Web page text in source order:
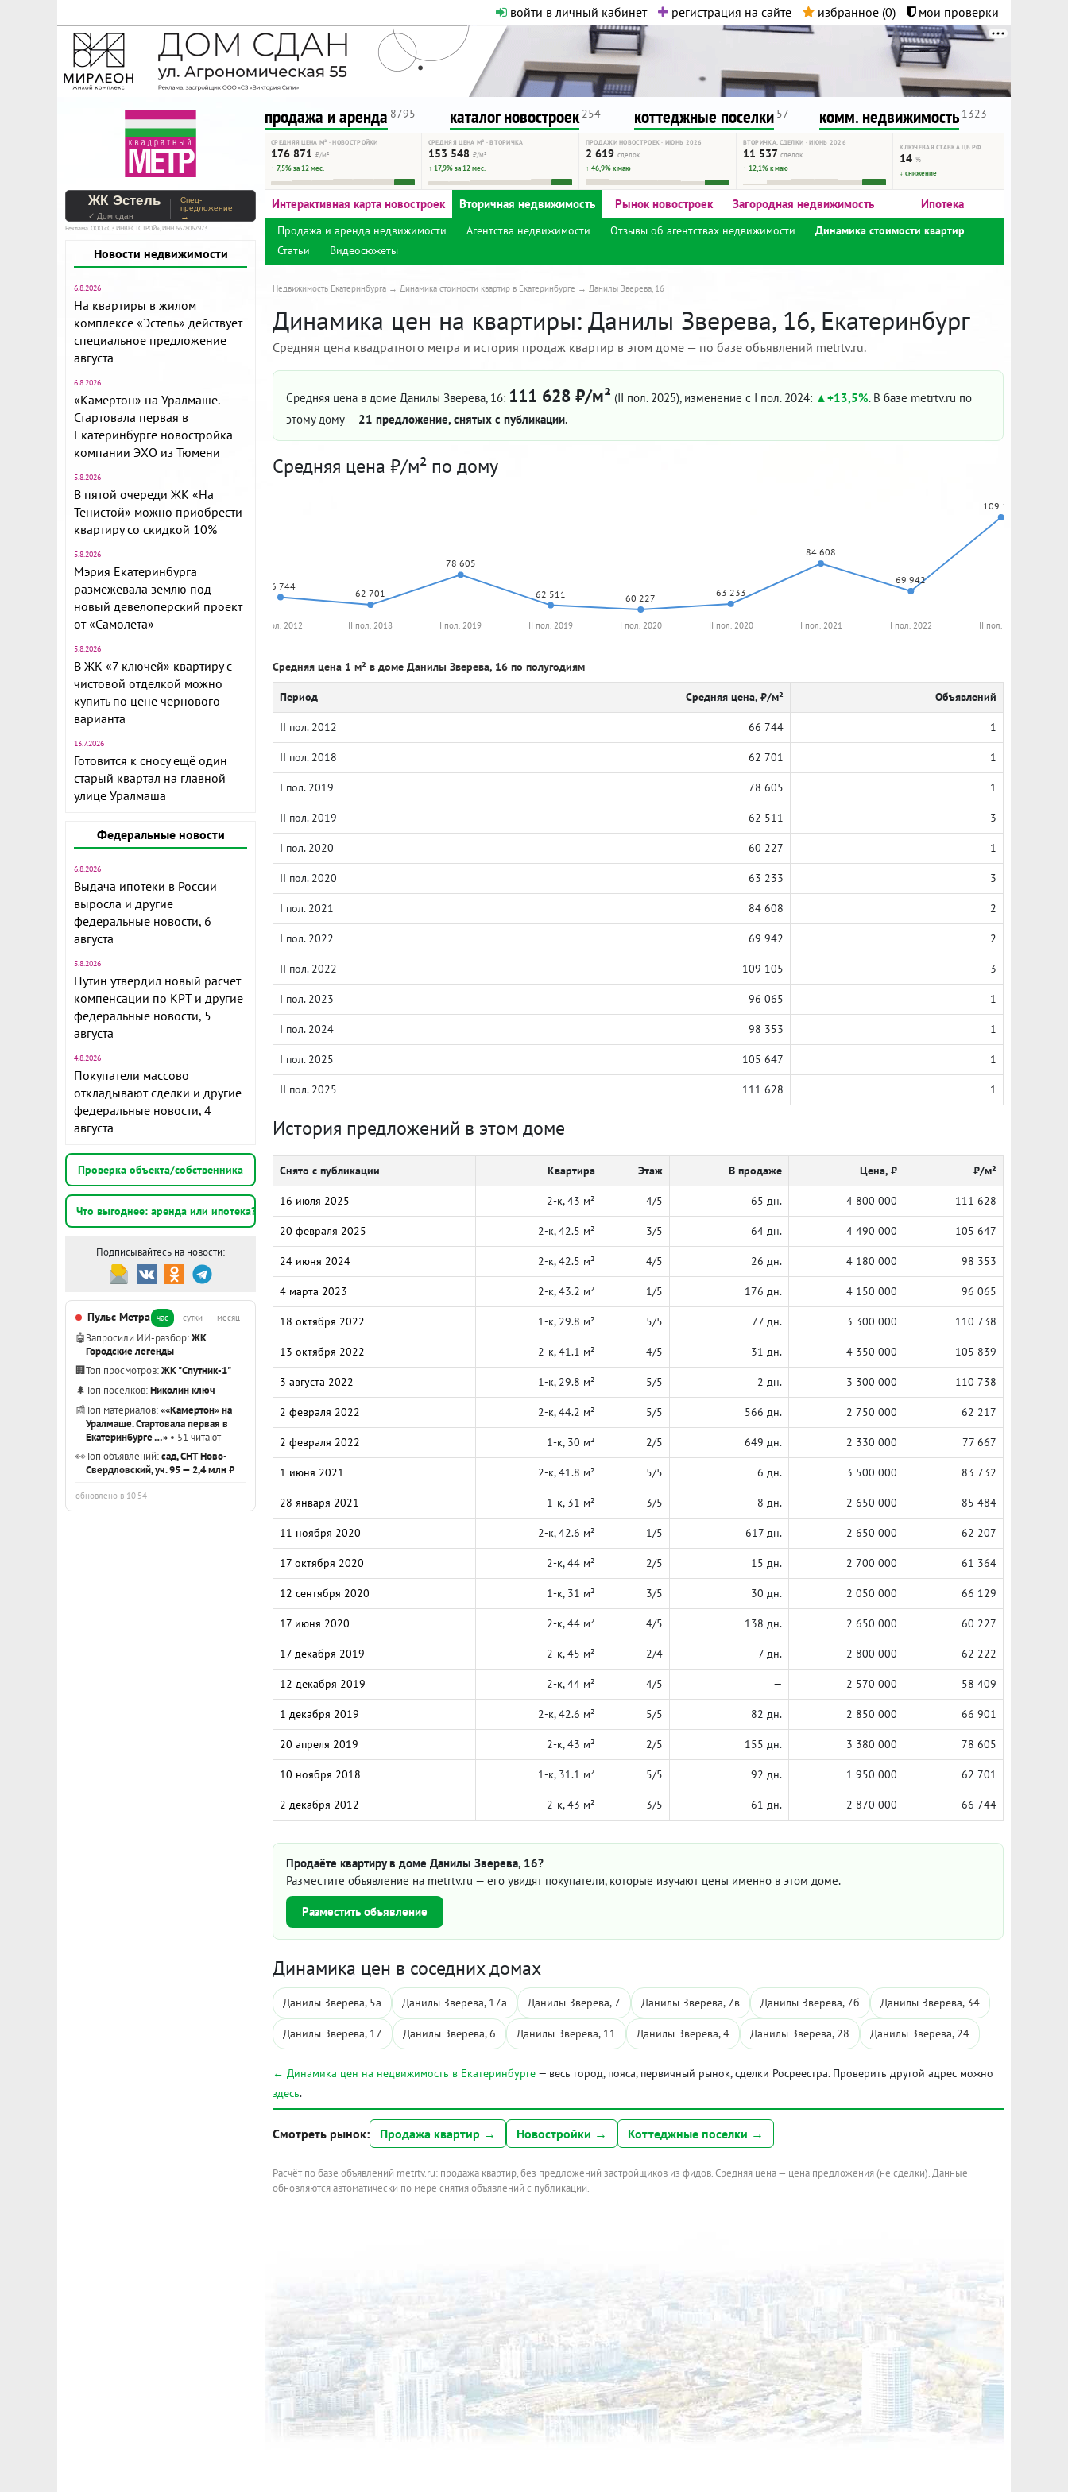
войти в личный кабинет регистрация на сайте избранное (0) мои проверки
На Метре реклама - только нормальная. Никакого шок-контента.
Помогайте независимому ресурсу, как он помогает вам. Удачи!
продажа и аренда 8795 каталог новостроек 254 коттеджные поселки 57 комм. недвижимость 1323
СРЕДНЯЯ ЦЕНА М² · НОВОСТРОЙКИ
176 871 ₽/м²
↑ 7,5% за 12 мес.
СРЕДНЯЯ ЦЕНА М² · ВТОРИЧКА
153 548 ₽/м²
↑ 17,9% за 12 мес.
ПРОДАЖИ НОВОСТРОЕК · ИЮНЬ 2026
2 619 сделок
↑ 46,9% к маю
ВТОРИЧКА, СДЕЛКИ · ИЮНЬ 2026
11 537 сделок
↑ 12,1% к маю
КЛЮЧЕВАЯ СТАВКА ЦБ РФ
14%
↓ снижение
ЖК Эстель
✓ Дом сдан
Спец-
предложение
→
Реклама. ООО «СЗ ИНВЕСТСТРОЙ», ИНН 6678067973
Новости недвижимости
6.8.2026
На квартиры в жилом
комплексе «Эстель» действует
специальное предложение
августа
6.8.2026
«Камертон» на Уралмаше.
Стартовала первая в
Екатеринбурге новостройка
компании ЭХО из Тюмени
5.8.2026
В пятой очереди ЖК «На
Тенистой» можно приобрести
квартиру со скидкой 10%
5.8.2026
Мэрия Екатеринбурга
размежевала землю под
новый девелоперский проект
от «Самолета»
5.8.2026
В ЖК «7 ключей» квартиру с
чистовой отделкой можно
купить по цене чернового
варианта
13.7.2026
Готовится к сносу ещё один
старый квартал на главной
улице Уралмаша
Федеральные новости
6.8.2026
Выдача ипотеки в России
выросла и другие
федеральные новости, 6
августа
5.8.2026
Путин утвердил новый расчет
компенсации по КРТ и другие
федеральные новости, 5
августа
4.8.2026
Покупатели массово
откладывают сделки и другие
федеральные новости, 4
августа
Проверка объекта/собственника
Что выгоднее: аренда или ипотека?
Подписывайтесь на новости:
Пульс Метра час сутки месяц
🤖Запросили ИИ-разбор:ЖК
Городские легенды
🏢Топ просмотров:ЖК "Спутник-1"
🌲Топ посёлков:Николин ключ
📰Топ материалов:««Камертон» на
Уралмаше. Стартовала первая в
Екатеринбурге …» • 51 читают
👀Топ объявлений:сад, СНТ Ново-
Свердловский, уч. 95 — 2,4 млн ₽
обновлено в 10:54
Интерактивная карта новостроек Вторичная недвижимость Рынок новостроек Загородная недвижимость Ипотека
Продажа и аренда недвижимости Агентства недвижимости Отзывы об агентствах недвижимости
Динамика стоимости квартир
Статьи
Видеосюжеты
Недвижимость Екатеринбурга Динамика стоимости квартир в Екатеринбурге Данилы Зверева, 16
Динамика цен на квартиры: Данилы Зверева, 16, Екатеринбург
Средняя цена квадратного метра и история продаж квартир в этом доме — по базе объявлений metrtv.ru.
Средняя цена в доме Данилы Зверева, 16: 111 628 ₽/м² (II пол. 2025), изменение с I пол. 2024: +13,5%. В базе metrtv.ru по
этому дому — 21 предложение, снятых с публикации.
Средняя цена ₽/м² по дому
66 744
62 701
78 605
62 511 60 227 63 233
84 608
69 942
109 105
II пол. 2012 II пол. 2018 I пол. 2019 II пол. 2019 I пол. 2020 II пол. 2020 I пол. 2021 I пол. 2022 II пол. 2022
Средняя цена 1 м² в доме Данилы Зверева, 16 по полугодиям
Период Средняя цена, ₽/м² Объявлений
II пол. 2012 66 744 1
II пол. 2018 62 701 1
I пол. 2019 78 605 1
II пол. 2019 62 511 3
I пол. 2020 60 227 1
II пол. 2020 63 233 3
I пол. 2021 84 608 2
I пол. 2022 69 942 2
II пол. 2022 109 105 3
I пол. 2023 96 065 1
I пол. 2024 98 353 1
I пол. 2025 105 647 1
II пол. 2025 111 628 1
История предложений в этом доме
Снято с публикации Квартира Этаж В продаже Цена, ₽ ₽/м²
16 июля 2025 2-к, 43 м² 4/5 65 дн. 4 800 000 111 628
20 февраля 2025 2-к, 42.5 м² 3/5 64 дн. 4 490 000 105 647
24 июня 2024 2-к, 42.5 м² 4/5 26 дн. 4 180 000 98 353
4 марта 2023 2-к, 43.2 м² 1/5 176 дн. 4 150 000 96 065
18 октября 2022 1-к, 29.8 м² 5/5 77 дн. 3 300 000 110 738
13 октября 2022 2-к, 41.1 м² 4/5 31 дн. 4 350 000 105 839
3 августа 2022 1-к, 29.8 м² 5/5 2 дн. 3 300 000 110 738
2 февраля 2022 2-к, 44.2 м² 5/5 566 дн. 2 750 000 62 217
2 февраля 2022 1-к, 30 м² 2/5 649 дн. 2 330 000 77 667
1 июня 2021 2-к, 41.8 м² 5/5 6 дн. 3 500 000 83 732
28 января 2021 1-к, 31 м² 3/5 8 дн. 2 650 000 85 484
11 ноября 2020 2-к, 42.6 м² 1/5 617 дн. 2 650 000 62 207
17 октября 2020 2-к, 44 м² 2/5 15 дн. 2 700 000 61 364
12 сентября 2020 1-к, 31 м² 3/5 30 дн. 2 050 000 66 129
17 июня 2020 2-к, 44 м² 4/5 138 дн. 2 650 000 60 227
17 декабря 2019 2-к, 45 м² 2/4 7 дн. 2 800 000 62 222
12 декабря 2019 2-к, 44 м² 4/5 — 2 570 000 58 409
1 декабря 2019 2-к, 42.6 м² 5/5 82 дн. 2 850 000 66 901
20 апреля 2019 2-к, 43 м² 2/5 155 дн. 3 380 000 78 605
10 ноября 2018 1-к, 31.1 м² 5/5 92 дн. 1 950 000 62 701
2 декабря 2012 2-к, 43 м² 3/5 61 дн. 2 870 000 66 744
Продаёте квартиру в доме Данилы Зверева, 16?
Разместите объявление на metrtv.ru — его увидят покупатели, которые изучают цены именно в этом доме.
Разместить объявление
Динамика цен в соседних домах
Данилы Зверева, 5а Данилы Зверева, 17а Данилы Зверева, 7 Данилы Зверева, 7в Данилы Зверева, 7б Данилы Зверева, 34
Данилы Зверева, 17 Данилы Зверева, 6 Данилы Зверева, 11 Данилы Зверева, 4 Данилы Зверева, 28 Данилы Зверева, 24
← Динамика цен на недвижимость в Екатеринбурге — весь город, пояса, первичный рынок, сделки Росреестра. Проверить другой адрес можно
здесь.
Смотреть рынок: Продажа квартир → Новостройки → Коттеджные поселки →
Расчёт по базе объявлений metrtv.ru: продажа квартир, без предложений застройщиков из фидов. Средняя цена — цена предложения (не сделки). Данные
обновляются автоматически по мере снятия объявлений с публикации.